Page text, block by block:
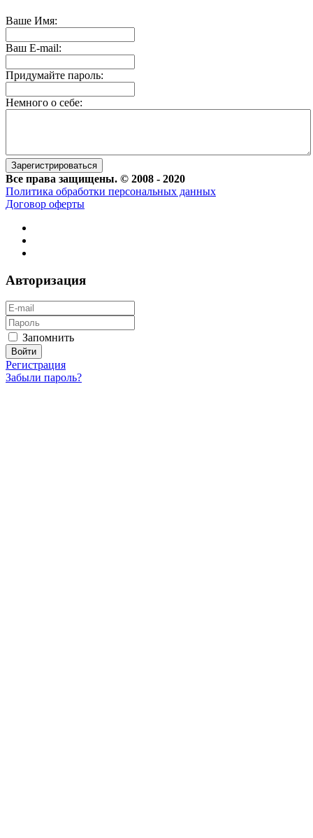
Ваше Имя:
Ваш E-mail:
Придумайте пароль:
Немного о себе:
Все права защищены. © 2008 - 2020
Политика обработки персональных данных
Договор оферты
Авторизация
Запомнить
Регистрация
Забыли пароль?